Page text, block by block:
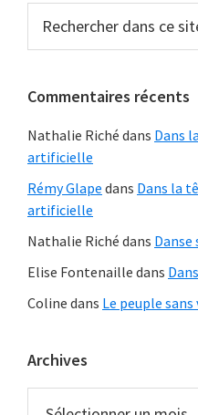
Barre
latérale
dans
Web
Commentaires récents
Nathalie Riché dans Dans
artificielle
Rémy Glape dans Dans la
artificielle
Nathalie Riché dans Danse
Elise Fontenaille dans
Coline dans Le peuple sans
Archives